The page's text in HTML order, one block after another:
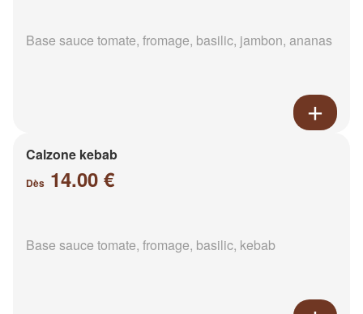
Base sauce tomate, fromage, basilic, jambon, ananas
Calzone kebab
Dès 14.00 €
Base sauce tomate, fromage, basilic, kebab